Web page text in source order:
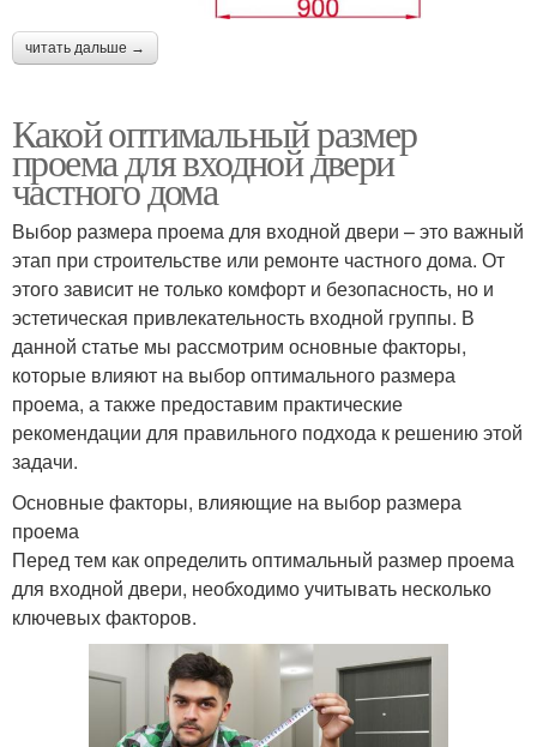
читать дальше →
Какой оптимальный размер
проема для входной двери
частного дома
Выбор размера проема для входной двери – это важный
этап при строительстве или ремонте частного дома. От
этого зависит не только комфорт и безопасность, но и
эстетическая привлекательность входной группы. В
данной статье мы рассмотрим основные факторы,
которые влияют на выбор оптимального размера
проема, а также предоставим практические
рекомендации для правильного подхода к решению этой
задачи.
Основные факторы, влияющие на выбор размера
проема
Перед тем как определить оптимальный размер проема
для входной двери, необходимо учитывать несколько
ключевых факторов.